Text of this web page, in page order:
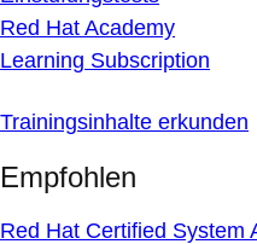
Red Hat Academy
Learning Subscription
Trainingsinhalte erkunden
Empfohlen
Red Hat Certified System